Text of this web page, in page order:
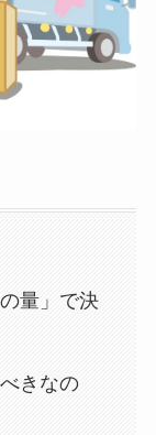
量」で決
きなの